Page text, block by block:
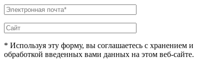
* Используя эту форму, вы соглашаетесь с хранением и
обработкой введенных вами данных на этом веб-сайте.